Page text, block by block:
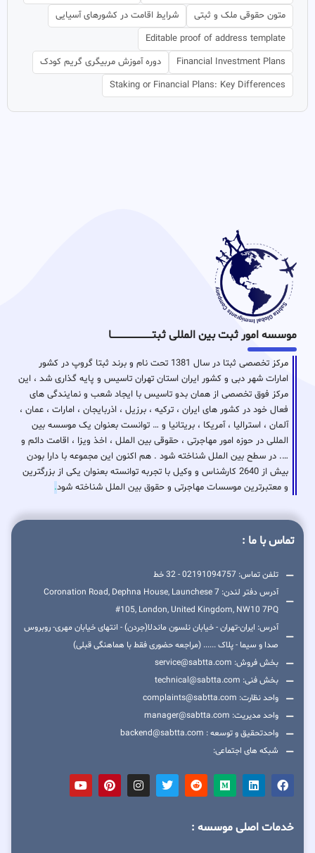
متون حقوقی ملک و ثبتی
شرایط اقامت در کشورهای آسیایی
Editable proof of address template
Financial Investment Plans
دوره آموزش مربیگری گریم کودک
Staking or Financial Plans: Key Differences
موسسه امور ثبت بین المللی ثبتـــــــــــــــــــــــــــــا
مرکز تخصصی ثبتا در سال 1381 تحت نام و برند ثبتا گروپ در کشور
امارات شهر دبی و کشور ایران استان تهران تاسیس و پایه گذاری شد ، این
مرکز فوق تخصصی از همان بدو تاسیس با ایجاد شعب و نمایندگی های
فعال خود در کشور های ایران ، ترکیه ، برزیل ، اذربایجان ، امارات ، عمان ،
آلمان ، استرالیا ، آمریکا ، بریتانیا و … توانست بعنوان یک موسسه بین
المللی در حوزه امور مهاجرتی ، حقوقی بین الملل ، اخذ ویزا ، اقامت دائم و
…. در سطح بین الملل شناخته شود . هم اکنون این مجموعه با دارا بودن
بیش از 2640 کارشناس و وکیل با تجربه توانسته بعنوان یکی از بزرگترین
و معتبرترین موسسات مهاجرتی و حقوق بین الملل شناخته شود.
تماس با ما :
تلفن تماس: 02191094757 - 32 خط
آدرس دفتر لندن: 7 Coronation Road, Dephna House, Launchese
#105, London, United Kingdom, NW10 7PQ
آدرس: ایران-تهران - خیابان نلسون ماندلا(جردن) - انتهای خیابان مهری- روبروس
صدا و سیما - پلاک ...... (مراجعه حضوری فقط با هماهنگی قبلی)
بخش فروش: service@sabtta.com
بخش فنی: technical@sabtta.com
واحد نظارت: complaints@sabtta.com
واحد مدیریت: manager@sabtta.com
واحدتحقیق و توسعه : backend@sabtta.com
شبکه های اجتماعی:
خدمات اصلی موسسه :